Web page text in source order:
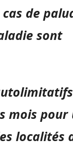
cas de
sont
mois pour
localités